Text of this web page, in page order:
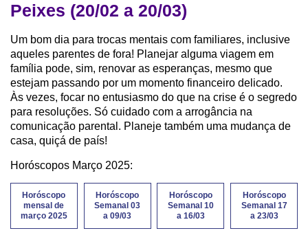
Peixes (20/02 a 20/03)
Um bom dia para trocas mentais com familiares, inclusive
aqueles parentes de fora! Planejar alguma viagem em
família pode, sim, renovar as esperanças, mesmo que
estejam passando por um momento financeiro delicado.
Às vezes, focar no entusiasmo do que na crise é o segredo
para resoluções. Só cuidado com a arrogância na
comunicação parental. Planeje também uma mudança de
casa, quiçá de país!
Horóscopos Março 2025:
Horóscopo
mensal de
março 2025
Horóscopo
Semanal 03
a 09/03
Horóscopo
Semanal 10
a 16/03
Horóscopo
Semanal 17
a 23/03